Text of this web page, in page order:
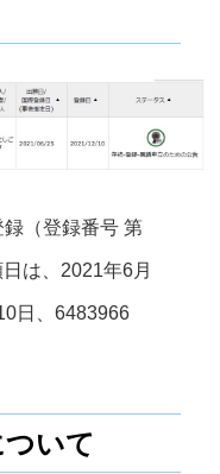
（登録番号 第
は、2021年6月
日、6483966
いて